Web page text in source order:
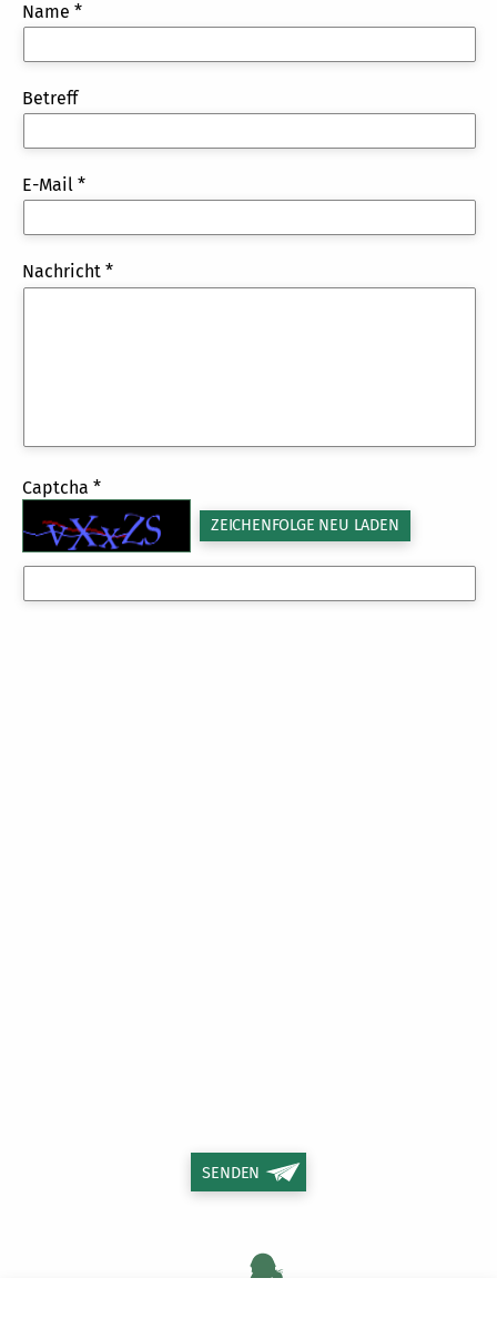
Name *
Betreff
E-Mail *
Nachricht *
Captcha *
ZEICHENFOLGE NEU LADEN
SENDEN